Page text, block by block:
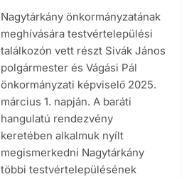
Nagytárkány önkormányzatának
meghívására testvértelepülési
találkozón vett részt Sivák János
polgármester és Vágási Pál
önkormányzati képviselő 2025.
március 1. napján. A baráti
hangulatú rendezvény
keretében alkalmuk nyílt
megismerkedni Nagytárkány
többi testvértelepülésének